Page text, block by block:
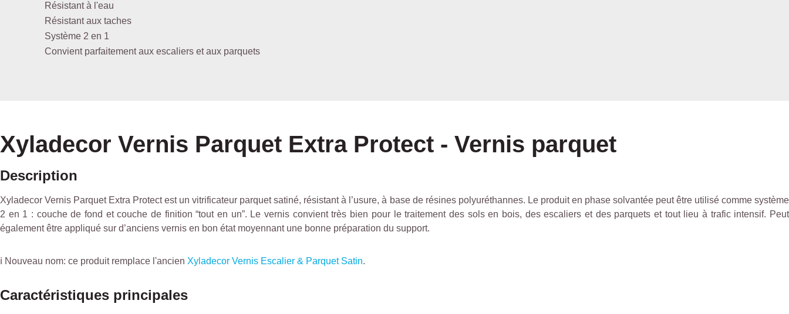
Résistant à l'eau
Résistant aux taches
Système 2 en 1
Convient parfaitement aux escaliers et aux parquets
Xyladecor Vernis Parquet Extra Protect - Vernis parquet
Description
Xyladecor Vernis Parquet Extra Protect est un vitrificateur parquet satiné, résistant à l’usure, à base de résines polyuréthannes. Le produit en phase solvantée peut être utilisé comme système
2 en 1 : couche de fond et couche de finition “tout en un”. Le vernis convient très bien pour le traitement des sols en bois, des escaliers et des parquets et tout lieu à trafic intensif. Peut
également être appliqué sur d’anciens vernis en bon état moyennant une bonne préparation du support.
ℹ️ Nouveau nom: ce produit remplace l'ancien Xyladecor Vernis Escalier & Parquet Satin.
Caractéristiques principales